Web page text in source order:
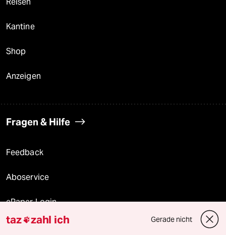
Kantine
Shop
Anzeigen
Fragen & Hilfe
Feedback
Aboservice
ePaper Login
Downloads für Abonnierende
taz zahl ich Gerade nicht